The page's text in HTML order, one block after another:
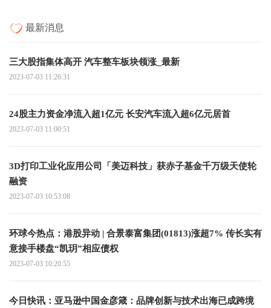
最新消息
三大股指集体高开 汽车整车板块领涨_最新
2023-07-03 11:26:31
24股主力资金净流入超1亿元 长安汽车流入超6亿元居首
2023-07-03 11:00:51
3D打印工业化应用公司「美迈科技」获赤子基金千万级天使轮
融资
2023-07-03 10:53:08
环球今热点：港股异动 | 合景泰富集团(01813)涨超7% 传长实有
意接手楼盘“凯玥”相应债权
2023-07-03 10:20:55
今日快讯：亚马逊中国金彦箴：品牌创新与技术出海已成跨境